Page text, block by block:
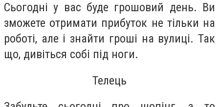
Сьогодні у вас буде грошовий день. Ви
зможете отримати прибуток не тільки на
роботі, але і знайти гроші на вулиці. Так
що, дивіться собі під ноги.
Телець